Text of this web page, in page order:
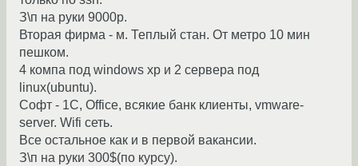
З\п на руки 9000р.
Вторая фирма - м. Теплый стан. От метро 10 мин
пешком.
4 компа под windows xp и 2 сервера под
linux(ubuntu).
Софт - 1С, Office, всякие банк клиенты, vmware-
server. Wifi сеть.
Все остальное как и в первой вакансии.
З\п на руки 300$(по курсу).